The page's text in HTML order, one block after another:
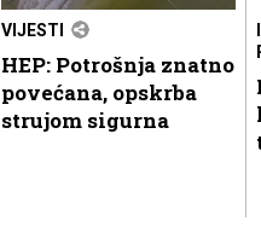
VIJESTI
HEP: Potrošnja znatno
povećana, opskrba
strujom sigurna